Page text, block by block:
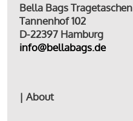
Bella Bags Tragetaschen
Tannenhof 102
D-22397 Hamburg
info@bellabags.de
| About